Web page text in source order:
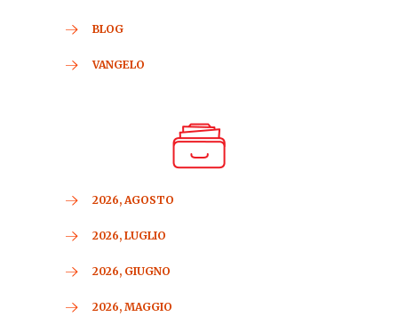
BLOG
VANGELO
2026, AGOSTO
2026, LUGLIO
2026, GIUGNO
2026, MAGGIO